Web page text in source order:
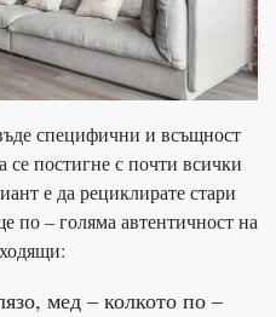
специфични и всъщност
постигне с почти всички
е да рециклирате стари
по – голяма автентичност на
мед – колкото по –